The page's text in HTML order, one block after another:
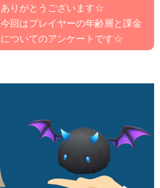
ありがとうございます☆
今回はプレイヤーの年齢層と課金
についてのアンケートです☆